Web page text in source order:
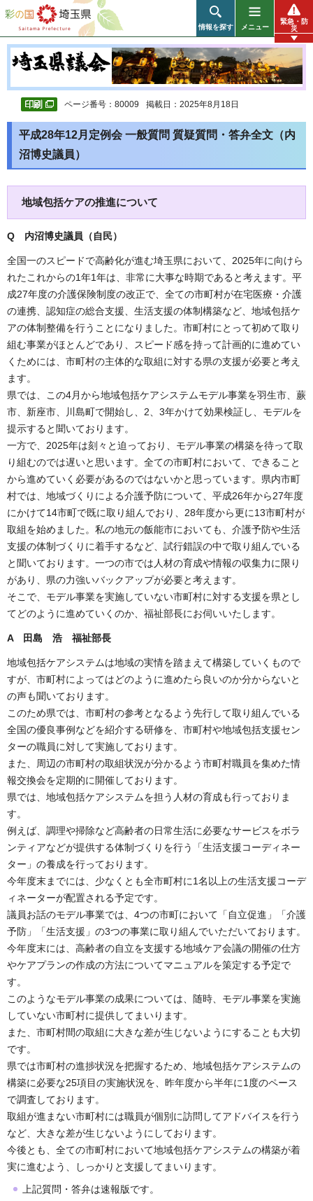
彩の国 埼玉県
情報を探す メニュー
緊急・防
災
ページ番号：80009 掲載日：2025年8月18日
平成28年12月定例会 一般質問 質疑質問・答弁全文（内
沼博史議員）
地域包括ケアの推進について
Q 内沼博史議員（自民）
全国一のスピードで高齢化が進む埼玉県において、2025年に向けら
れたこれからの1年1年は、非常に大事な時期であると考えます。平
成27年度の介護保険制度の改正で、全ての市町村が在宅医療・介護
の連携、認知症の総合支援、生活支援の体制構築など、地域包括ケ
アの体制整備を行うことになりました。市町村にとって初めて取り
組む事業がほとんどであり、スピード感を持って計画的に進めてい
くためには、市町村の主体的な取組に対する県の支援が必要と考え
ます。
県では、この4月から地域包括ケアシステムモデル事業を羽生市、蕨
市、新座市、川島町で開始し、2、3年かけて効果検証し、モデルを
提示すると聞いております。
一方で、2025年は刻々と迫っており、モデル事業の構築を待って取
り組むのでは遅いと思います。全ての市町村において、できること
から進めていく必要があるのではないかと思っています。県内市町
村では、地域づくりによる介護予防について、平成26年から27年度
にかけて14市町で既に取り組んでおり、28年度から更に13市町村が
取組を始めました。私の地元の飯能市においても、介護予防や生活
支援の体制づくりに着手するなど、試行錯誤の中で取り組んでいる
と聞いております。一つの市では人材の育成や情報の収集力に限り
があり、県の力強いバックアップが必要と考えます。
そこで、モデル事業を実施していない市町村に対する支援を県とし
てどのように進めていくのか、福祉部長にお伺いいたします。
A田島 浩 福祉部長
地域包括ケアシステムは地域の実情を踏まえて構築していくもので
すが、市町村によってはどのように進めたら良いのか分からないと
の声も聞いております。
このため県では、市町村の参考となるよう先行して取り組んでいる
全国の優良事例などを紹介する研修を、市町村や地域包括支援セン
ターの職員に対して実施しております。
また、周辺の市町村の取組状況が分かるよう市町村職員を集めた情
報交換会を定期的に開催しております。
県では、地域包括ケアシステムを担う人材の育成も行っておりま
す。
例えば、調理や掃除など高齢者の日常生活に必要なサービスをボラ
ンティアなどが提供する体制づくりを行う「生活支援コーディネー
ター」の養成を行っております。
今年度末までには、少なくとも全市町村に1名以上の生活支援コーデ
ィネーターが配置される予定です。
議員お話のモデル事業では、4つの市町において「自立促進」「介護
予防」「生活支援」の3つの事業に取り組んでいただいております。
今年度末には、高齢者の自立を支援する地域ケア会議の開催の仕方
やケアプランの作成の方法についてマニュアルを策定する予定で
す。
このようなモデル事業の成果については、随時、モデル事業を実施
していない市町村に提供してまいります。
また、市町村間の取組に大きな差が生じないようにすることも大切
です。
県では市町村の進捗状況を把握するため、地域包括ケアシステムの
構築に必要な25項目の実施状況を、昨年度から半年に1度のペース
で調査しております。
取組が進まない市町村には職員が個別に訪問してアドバイスを行う
など、大きな差が生じないようにしております。
今後とも、全ての市町村において地域包括ケアシステムの構築が着
実に進むよう、しっかりと支援してまいります。
上記質問・答弁は速報版です。